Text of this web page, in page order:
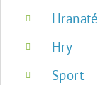
Hry
Sport